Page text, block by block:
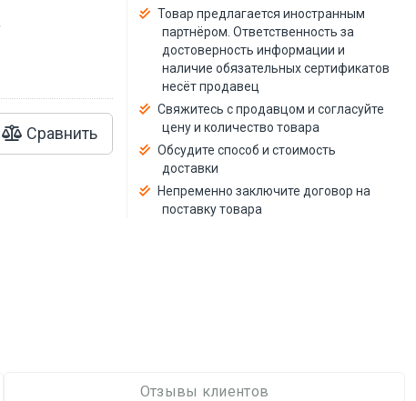
Сравнить
Товар предлагается иностранным
партнёром. Ответственность за
достоверность информации и
наличие обязательных сертификатов
несёт продавец
Свяжитесь с продавцом и согласуйте
цену и количество товара
Обсудите способ и стоимость
доставки
Непременно заключите договор на
поставку товара
Отзывы клиентов